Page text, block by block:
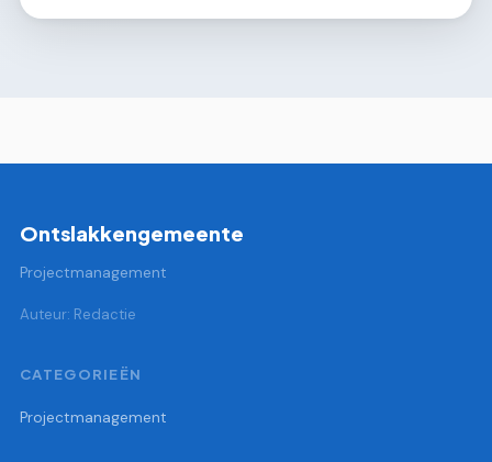
Ontslakkengemeente
Projectmanagement
Auteur: Redactie
CATEGORIEËN
Projectmanagement